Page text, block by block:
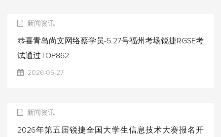
新闻资讯
恭喜青岛尚文网络蔡学员-5.27号福州考场锐捷RGSE考
试通过TOP862
2026-05-27
新闻资讯
2026年第五届锐捷全国大学生信息技术大赛报名开